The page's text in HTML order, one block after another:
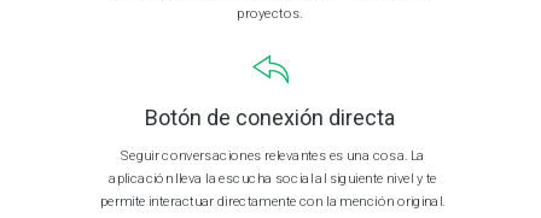
proyectos.
Seguir conversaciones relevantes es una cosa. La
aplicación lleva la escucha social al siguiente nivel y te
permite interactuar directamente con la mención original.
Botón de conexión directa